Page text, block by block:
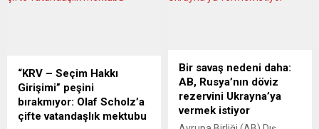
monarşiye son verilmesi
çağrısında bulunuldu ve “70
Yıl Daha İstemiyoruz”
kampanyası başlatılacağı
Son olarak otomobil devi
Opel, çip tedariki sorunu
nedeniyle Almanya’nın
Eisenach kentindeki
fabrikasında üretime 2022
“KRV – Seçim Hakkı
Girişimi” peşini
bırakmıyor: Olaf Scholz’a
çifte vatandaşlık mektubu
Bir savaş nedeni daha:
AB, Rusya’nın döviz
rezervini Ukrayna’ya
vermek istiyor